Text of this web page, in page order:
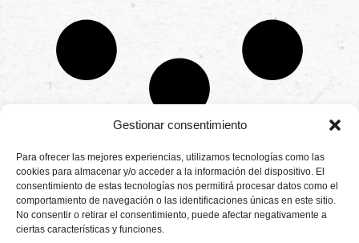
Gestionar consentimiento
Para ofrecer las mejores experiencias, utilizamos tecnologías como las
cookies para almacenar y/o acceder a la información del dispositivo. El
consentimiento de estas tecnologías nos permitirá procesar datos como el
comportamiento de navegación o las identificaciones únicas en este sitio.
No consentir o retirar el consentimiento, puede afectar negativamente a
ciertas características y funciones.
Productores
de
fresas,
frambuesas,
arándanos
CONTÁCTANOS
Camino de
Montemayor s/n
21800 Moguer.
Huelva ESPAÑA.
info@cunadeplatero.com
Aviso legal
Política de
privacidad
Canal de denuncias